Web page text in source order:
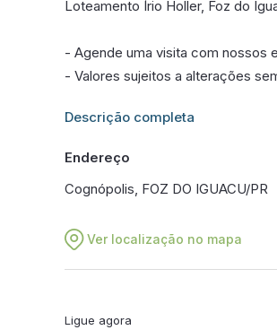
Loteamento Írio Holler, Foz do
- Agende uma visita com nossos
- Valores sujeitos a alterações
Informações adicionais sobre
Descrição completa
Endereço
Cognópolis, FOZ DO IGUACU/PR
Ver localização no mapa
Ligue agora